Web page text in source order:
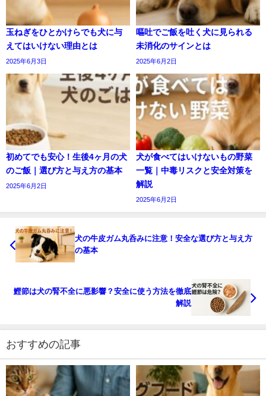
玉ねぎをひとかけらでも犬に与
えてはいけない理由とは
2025年6月3日
嘔吐でご飯を吐く犬に見られる
未消化のサインとは
2025年6月2日
初めてでも安心！生後4ヶ月の犬
のご飯｜選び方と与え方の基本
2025年6月2日
犬が食べてはいけないもの野菜
一覧｜中毒リスクと安全対策を
解説
2025年6月2日
犬の牛皮ガム丸呑みに注意！安全な選び方と与え方
の基本
鰹節は犬の腎不全に悪影響？安全に使う方法を徹底
解説
おすすめの記事